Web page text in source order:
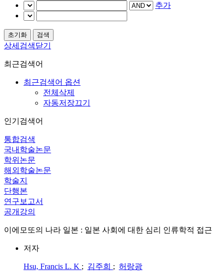
추가
상세검색닫기
최근검색어
최근검색어 옵션
전체삭제
자동저장끄기
인기검색어
통합검색
국내학술논문
학위논문
해외학술논문
학술지
단행본
연구보고서
공개강의
이에모또의 나라 일본 : 일본 사회에 대한 심리 인류학적 접근
저자
Hsu, Francis L. K ; 김주희 ; 허랑광